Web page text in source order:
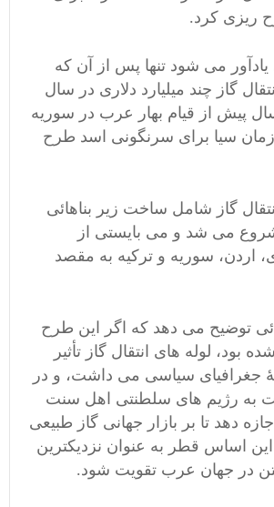
ریزی کرد.
می شود تنها پس از آن که
گاز چند میلیارد دلاری در سال
سال پیش از قیام بهار عرب در سوریه
سیا برای سرنگونی اسد طرح
گاز شامل ساخت زیر بناهائی
می شد و می بایستی از
اردن، سوریه و ترکیه به مقصد
توضیح می دهد که اگر این طرح
بود، لوله های انتقال گاز تأثیر
جغرافیای سیاسی می داشت، و در
به رژیم های سلطنتی اهل سنت
دهد تا بر بازار جهانی گاز طبیعی
این اساس قطر به عنوان نزدیکترین
در جهان عرب تقویت شود.